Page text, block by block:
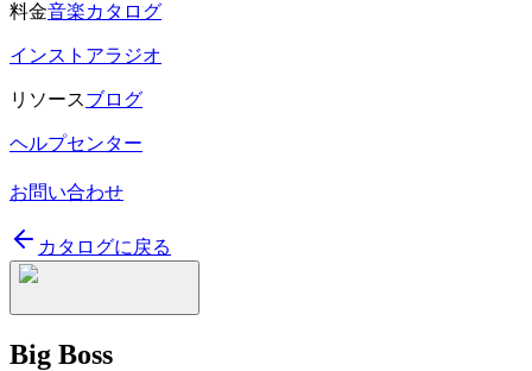
料金音楽カタログ
インストアラジオ
リソースブログ
ヘルプセンター
お問い合わせ
カタログに戻る
Big Boss